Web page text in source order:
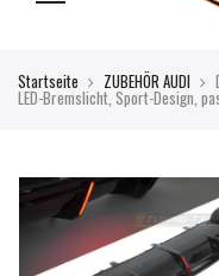
Startseite ZUBEHÖR AUDI
LED-Bremslicht, Sport-Design,